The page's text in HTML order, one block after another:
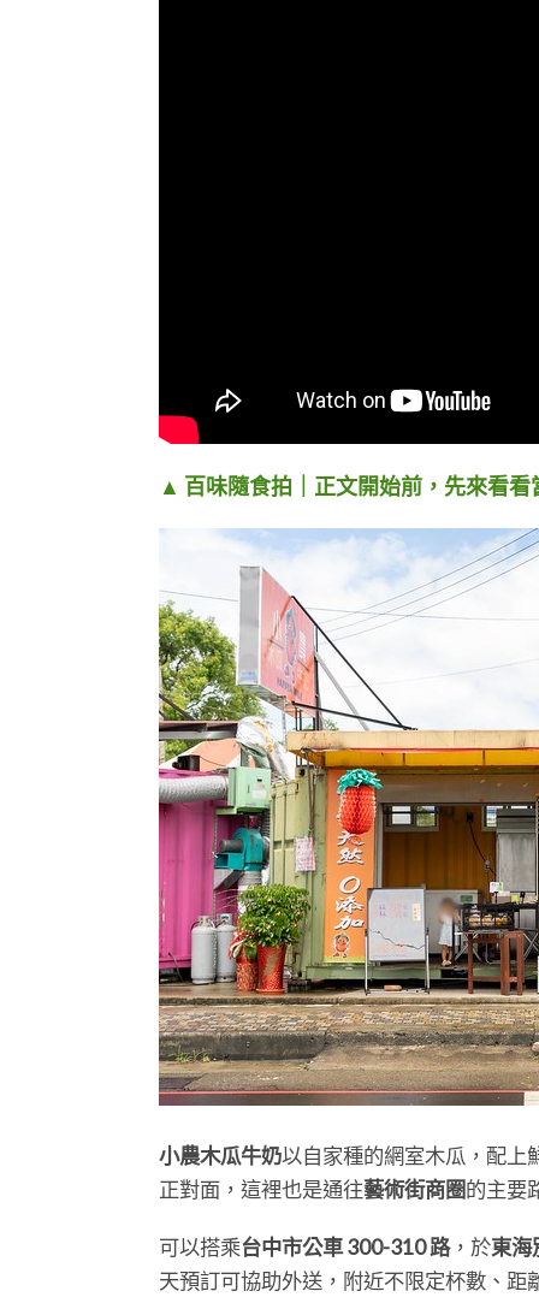
▲ 百味隨食拍｜正文開始前，先來看
小農木瓜牛奶以自家種的網室木瓜，配上
正對面，這裡也是通往藝術街商圈的主要
可以搭乘台中市公車 300-310 路，於東海
天預訂可協助外送，附近不限定杯數、